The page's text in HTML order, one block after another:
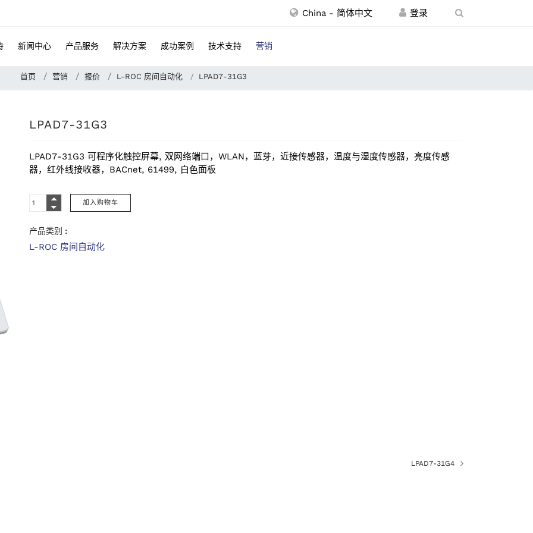
China - 简体中文
新闻中心 产品服务 解决方案 成功案例 技术支持 营销
首页 营销 报价 L-ROC 房间自动化 LPAD7-31G3
LPAD7-31G3
LPAD7-31G3 可程序化触控屏幕, 双网络端口，WLAN，蓝芽，近接传感器，温度与湿度传感器，亮度传感
器，红外线接收器，BACnet, 61499, 白色面板
产品类别 :
L-ROC 房间自动化
LPAD7-31G4